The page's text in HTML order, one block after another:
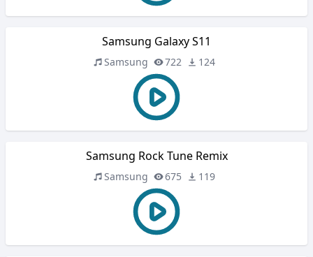
Samsung Galaxy S11
Samsung 722 124
Samsung Rock Tune Remix
Samsung 675 119